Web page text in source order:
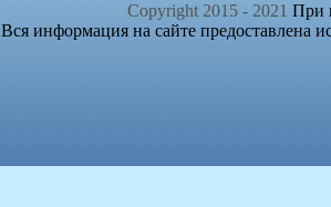
Copyright 2015 - 2021 При
Вся информация на сайте предоставлена